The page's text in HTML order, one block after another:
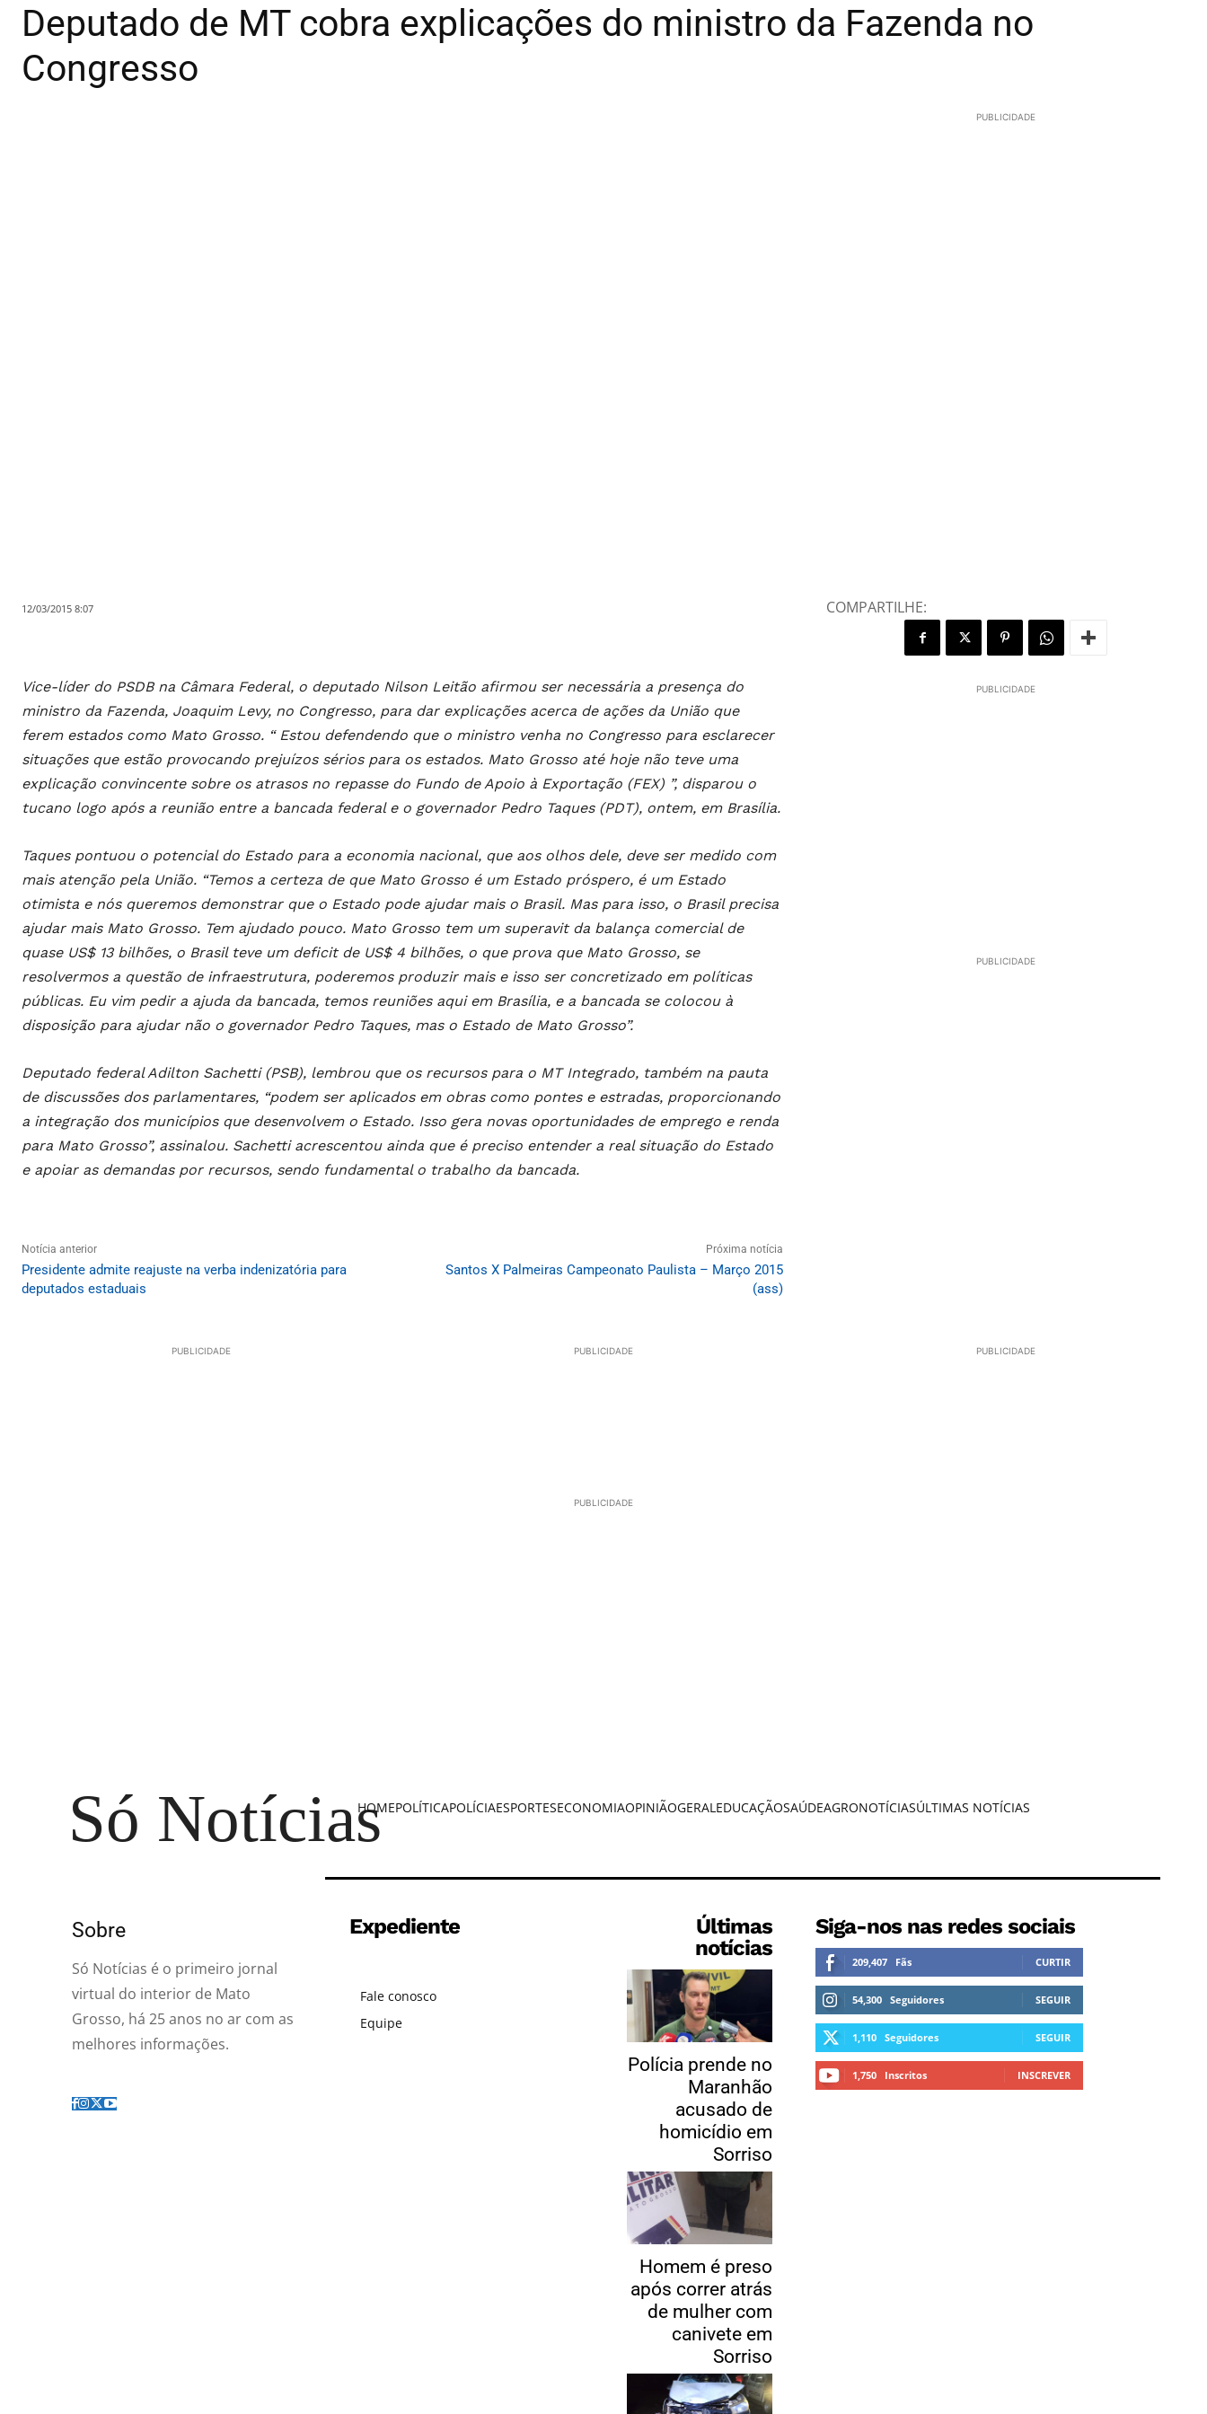
Deputado de MT cobra explicações do ministro da Fazenda no
Congresso
PUBLICIDADE
12/03/2015 8:07
Vice-líder do PSDB na Câmara Federal, o deputado Nilson Leitão afirmou ser necessária a presença do
ministro da Fazenda, Joaquim Levy, no Congresso, para dar explicações acerca de ações da União que
ferem estados como Mato Grosso. “ Estou defendendo que o ministro venha no Congresso para esclarecer
situações que estão provocando prejuízos sérios para os estados. Mato Grosso até hoje não teve uma
explicação convincente sobre os atrasos no repasse do Fundo de Apoio à Exportação (FEX) ”, disparou o
tucano logo após a reunião entre a bancada federal e o governador Pedro Taques (PDT), ontem, em Brasília.
Taques pontuou o potencial do Estado para a economia nacional, que aos olhos dele, deve ser medido com
mais atenção pela União. “Temos a certeza de que Mato Grosso é um Estado próspero, é um Estado
otimista e nós queremos demonstrar que o Estado pode ajudar mais o Brasil. Mas para isso, o Brasil precisa
ajudar mais Mato Grosso. Tem ajudado pouco. Mato Grosso tem um superavit da balança comercial de
quase US$ 13 bilhões, o Brasil teve um deficit de US$ 4 bilhões, o que prova que Mato Grosso, se
resolvermos a questão de infraestrutura, poderemos produzir mais e isso ser concretizado em políticas
públicas. Eu vim pedir a ajuda da bancada, temos reuniões aqui em Brasília, e a bancada se colocou à
disposição para ajudar não o governador Pedro Taques, mas o Estado de Mato Grosso”.
Deputado federal Adilton Sachetti (PSB), lembrou que os recursos para o MT Integrado, também na pauta
de discussões dos parlamentares, “podem ser aplicados em obras como pontes e estradas, proporcionando
a integração dos municípios que desenvolvem o Estado. Isso gera novas oportunidades de emprego e renda
para Mato Grosso”, assinalou. Sachetti acrescentou ainda que é preciso entender a real situação do Estado
e apoiar as demandas por recursos, sendo fundamental o trabalho da bancada.
Notícia anterior
Presidente admite reajuste na verba indenizatória para
deputados estaduais
Próxima notícia
Santos X Palmeiras Campeonato Paulista – Março 2015
(ass)
COMPARTILHE:
PUBLICIDADE
PUBLICIDADE
PUBLICIDADE PUBLICIDADE PUBLICIDADE
PUBLICIDADE
Só Notícias
HOMEPOLÍTICAPOLÍCIAESPORTESECONOMIAOPINIÃOGERALEDUCAÇÃOSAÚDEAGRONOTÍCIASÚLTIMAS NOTÍCIAS
Sobre
Só Notícias é o primeiro jornal
virtual do interior de Mato
Grosso, há 25 anos no ar com as
melhores informações.
Expediente
Fale conosco
Equipe
Últimas
notícias
Polícia prende no
Maranhão
acusado de
homicídio em
Sorriso
Homem é preso
após correr atrás
de mulher com
canivete em
Sorriso
Siga-nos nas redes sociais
209,407 Fãs CURTIR
54,300 Seguidores SEGUIR
1,110 Seguidores SEGUIR
1,750 Inscritos INSCREVER